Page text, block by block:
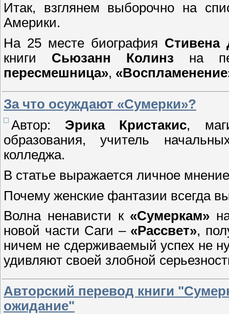
Итак, взглянем выборочно на
Америки.
На 25 месте биография Стивена
книги Сьюзанн Колинз на
пересмешница»,
За что осуждают «Сумерки»?
Автор:Эрика Кристакис,
образования, учитель
колледжа.
В статье выражается личное
Почему женские фантазии всегда
Волна ненависти к «Сумеркам»
новой части Саги – «Рассвет»,
ничем не сдерживаемый успех не
удивляют своей злобной
Авторский перевод книги
ожидание"